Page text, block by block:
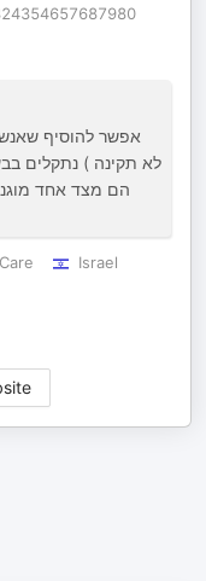
אפשר להוסיף
לא תקינה ) נתקלים
הם מצד אחד
Israel